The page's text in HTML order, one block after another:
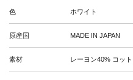
色 ホワイト
原産国 MADE IN JAPAN
素材 レーヨン40% コッ